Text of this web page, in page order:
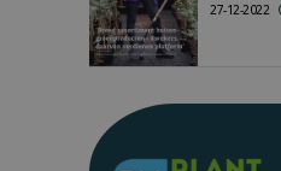
27-12-2022